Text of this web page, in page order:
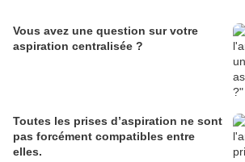
Vous avez une question sur votre
aspiration centralisée ?
Toutes les prises d’aspiration ne sont
pas forcément compatibles entre
elles.